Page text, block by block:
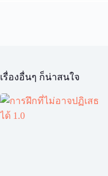
เรื่องอื่นๆ ก็น่าสนใจ